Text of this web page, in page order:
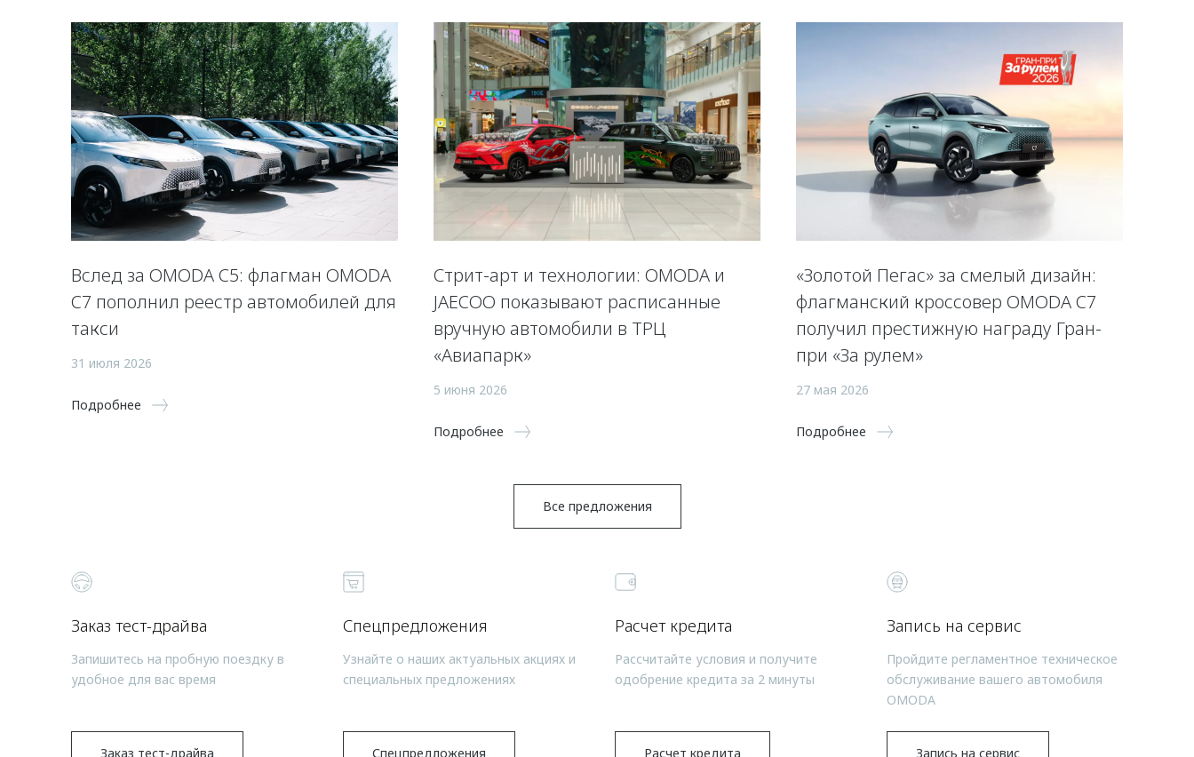
Вслед за OMODA C5: флагман OMODA
C7 пополнил реестр автомобилей для
такси
31 июля 2026
Подробнее
Стрит-арт и технологии: OMODA и
JAECOO показывают расписанные
вручную автомобили в ТРЦ
«Авиапарк»
5 июня 2026
Подробнее
«Золотой Пегас» за смелый дизайн:
флагманский кроссовер OMODA C7
получил престижную награду Гран-
при «За рулем»
27 мая 2026
Подробнее
Все предложения
Заказ тест-драйва
Запишитесь на пробную поездку в
удобное для вас время
Заказ тест-драйва
Спецпредложения
Узнайте о наших актуальных акциях и
специальных предложениях
Спецпредложения
Расчет кредита
Рассчитайте условия и получите
одобрение кредита за 2 минуты
Расчет кредита
Запись на сервис
Пройдите регламентное техническое
обслуживание вашего автомобиля
OMODA
Запись на сервис